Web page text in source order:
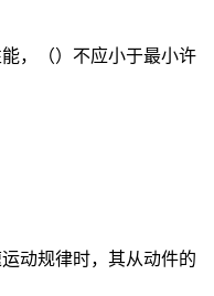
，（）不应小于最小许
动规律时，其从动件的